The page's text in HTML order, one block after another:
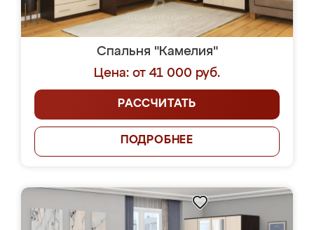
Спальня "Камелия"
Цена: от 41 000 руб.
РАССЧИТАТЬ
ПОДРОБНЕЕ